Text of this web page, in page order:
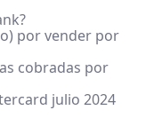
por vender por
cobradas por
julio 2024